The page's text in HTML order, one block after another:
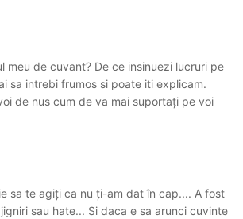
meu de cuvant? De ce insinuezi lucruri pe
sa intrebi frumos si poate iti explicam.
de nus cum de va mai suportați pe voi
sa te agiți ca nu ți-am dat în cap.... A fost
sau hate... Si daca e sa arunci cuvinte